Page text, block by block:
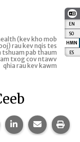
EN
SO
HMN
ES
Mus Rau Tus Vev Xaib
(kev kho mob
rau kev nqis tes
tshuam pab thaum
txog cov ntawv
qhia rau kev kawm
nplooj vev xaib
Faib nplooj vev
Faib qhia